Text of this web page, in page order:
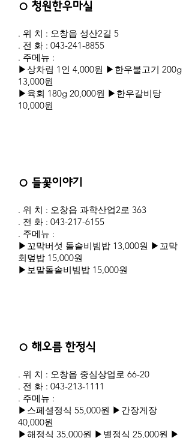
○ 청원한우마실
. 위 치 : 오창읍 성산2길 5
. 전 화 : 043-241-8855
. 주메뉴 :
▶상차림 1인 4,000원 ▶한우불고기 200g
13,000원
▶육회 180g 20,000원 ▶한우갈비탕
10,000원
○ 들꽃이야기
. 위 치 : 오창읍 과학산업2로 363
. 전 화 : 043-217-6155
. 주메뉴 :
▶꼬막버섯 돌솥비빔밥 13,000원 ▶꼬막
회덮밥 15,000원
▶보말돌솥비빔밥 15,000원
○ 해오름 한정식
. 위 치 : 오창읍 중심상업로 66-20
. 전 화 : 043-213-1111
. 주메뉴 :
▶스페셜정식 55,000원 ▶간장게장
40,000원
▶해정식 35,000원 ▶별정식 25,000원 ▶